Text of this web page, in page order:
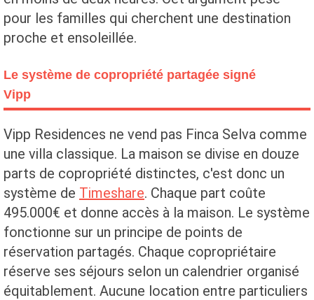
pour les familles qui cherchent une destination
proche et ensoleillée.
Le système de copropriété partagée signé
Vipp
Vipp Residences ne vend pas Finca Selva comme
une villa classique. La maison se divise en douze
parts de copropriété distinctes, c'est donc un
système de Timeshare. Chaque part coûte
495.000€ et donne accès à la maison. Le système
fonctionne sur un principe de points de
réservation partagés. Chaque copropriétaire
réserve ses séjours selon un calendrier organisé
équitablement. Aucune location entre particuliers